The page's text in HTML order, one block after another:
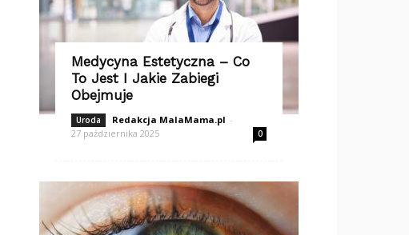
Medycyna Estetyczna – Co
To Jest I Jakie Zabiegi
Obejmuje
Uroda Redakcja MalaMama.pl -
27 października 2025
0